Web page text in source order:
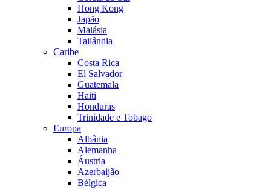
Hong Kong
Japão
Malásia
Tailândia
Caribe
Costa Rica
El Salvador
Guatemala
Haiti
Honduras
Trinidade e Tobago
Europa
Albânia
Alemanha
Áustria
Azerbaijão
Bélgica